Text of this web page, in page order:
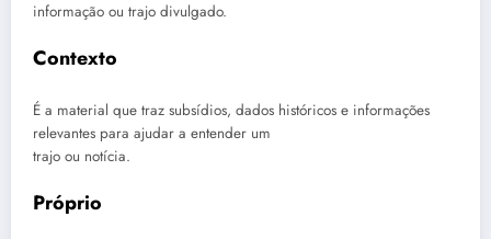
informação ou trajo divulgado.
Contexto
É a material que traz subsídios, dados históricos e informações
relevantes para ajudar a entender um
trajo ou notícia.
Próprio